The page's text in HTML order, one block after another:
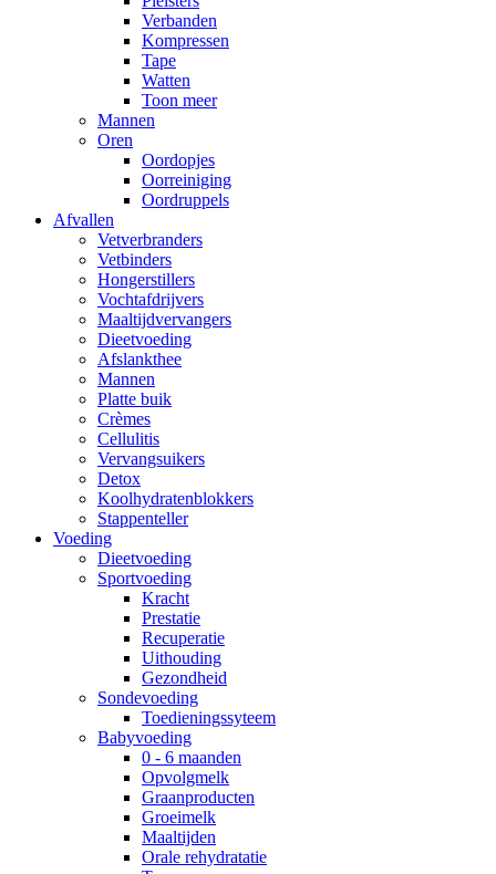
Verbanden
Kompressen
Tape
Watten
Toon meer
Mannen
Oren
Oordopjes
Oorreiniging
Oordruppels
Afvallen
Vetverbranders
Vetbinders
Hongerstillers
Vochtafdrijvers
Maaltijdvervangers
Dieetvoeding
Afslankthee
Mannen
Platte buik
Crèmes
Cellulitis
Vervangsuikers
Detox
Koolhydratenblokkers
Stappenteller
Voeding
Dieetvoeding
Sportvoeding
Kracht
Prestatie
Recuperatie
Uithouding
Gezondheid
Sondevoeding
Toedieningssyteem
Babyvoeding
0 - 6 maanden
Opvolgmelk
Graanproducten
Groeimelk
Maaltijden
Orale rehydratatie